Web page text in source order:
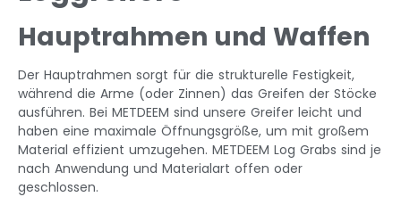
Hauptrahmen und Waffen
Der Hauptrahmen sorgt für die strukturelle Festigkeit,
während die Arme (oder Zinnen) das Greifen der Stöcke
ausführen. Bei METDEEM sind unsere Greifer leicht und
haben eine maximale Öffnungsgröße, um mit großem
Material effizient umzugehen. METDEEM Log Grabs sind je
nach Anwendung und Materialart offen oder
geschlossen.